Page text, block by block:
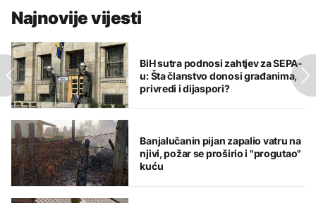
Najnovije vijesti
BiH sutra podnosi zahtjev za SEPA-
u: Šta članstvo donosi građanima,
privredi i dijaspori?
Banjalučanin pijan zapalio vatru na
njivi, požar se proširio i "progutao"
kuću